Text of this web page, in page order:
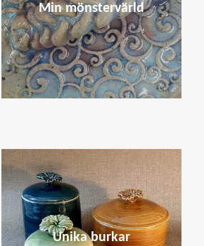
Min mönstervärld
Unika burkar
Tvålfat "ljusgrön matt"